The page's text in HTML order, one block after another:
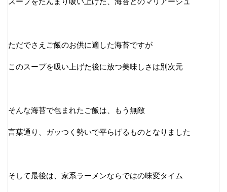
ただでさえご飯のお供に適した海苔ですが
このスープを吸い上げた後に放つ美味しさは別次元
そんな海苔で包まれたご飯は、もう無敵
言葉通り、ガッつく勢いで平らげるものとなりました
そして最後は、家系ラーメンならではの味変タイム